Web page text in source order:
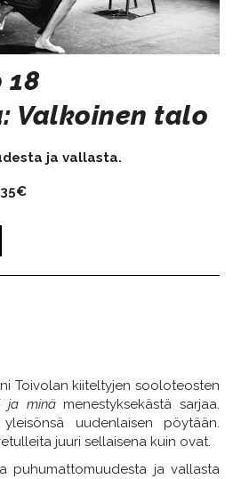
18
Valkoinen talo
ja vallasta.
Toivolan kiiteltyjen sooloteosten
ja minämenestyksekästä sarjaa.
uudenlaisen pöytään.
juuri sellaisena kuin ovat.
puhumattomuudesta ja vallasta